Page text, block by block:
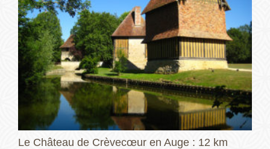
Le Château de Crèvecœur en Auge : 12 km